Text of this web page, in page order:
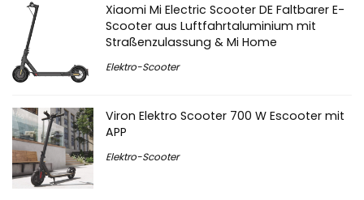
Xiaomi Mi Electric Scooter DE Faltbarer E-
Scooter aus Luftfahrtaluminium mit
Straßenzulassung & Mi Home
Elektro-Scooter
Viron Elektro Scooter 700 W Escooter mit
APP
Elektro-Scooter